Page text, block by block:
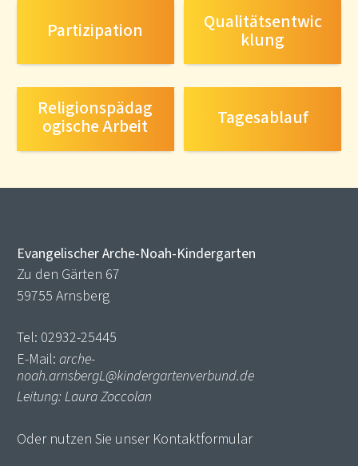
Partizipation Qualitätsentwic
klung
Religionspädag
ogische Arbeit Tagesablauf
Evangelischer Arche-Noah-Kindergarten
Zu den Gärten 67
59755 Arnsberg
Tel: 02932-25445
E-Mail: arche-
noah.arnsbergL@kindergartenverbund.de
Leitung: Laura Zoccolan
Oder nutzen Sie unser Kontaktformular